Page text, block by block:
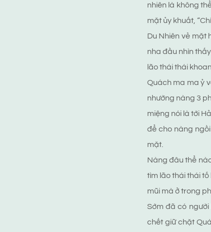
nhiên là không
mặt ủy khuất,
Du Nhiên vẻ mặt
nha đầu nhìn
lão thái thái
Quách ma ma ỷ
nhường nàng 3
miệng nói là tới
để cho nàng
mặt.
Nàng đâu thể
tìm lão thái thái
mũi mà ở trong
Sớm đã có
chết giữ chặt